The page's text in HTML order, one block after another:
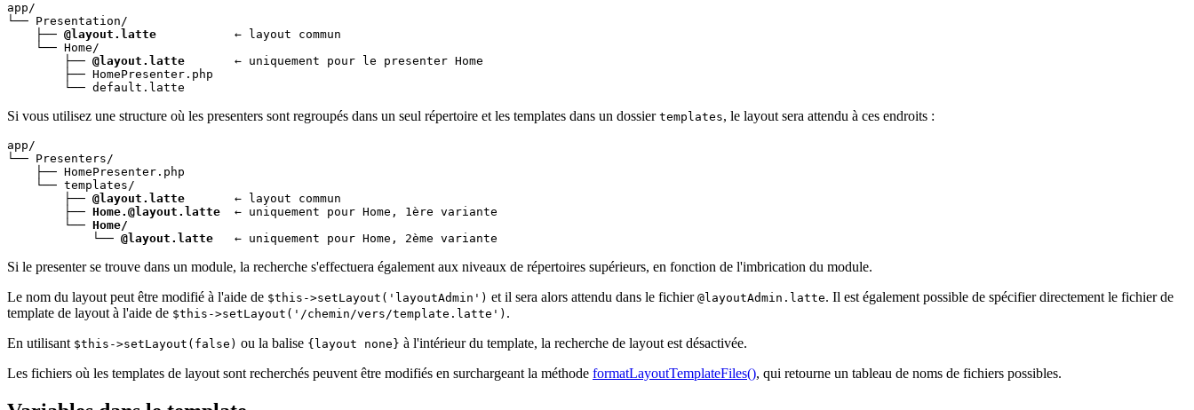
app/
└── Presentation/
    ├──
@layout.latte
           ← layout commun
    └── Home/
        ├──
@layout.latte
       ← uniquement pour le presenter Home
        ├── HomePresenter.php
        └── default.latte
Si vous utilisez une structure où les presenters sont regroupés dans un seul répertoire et les templates dans un dossier templates, le layout sera attendu à ces endroits :
app/
└── Presenters/
    ├── HomePresenter.php
    └── templates/
        ├──
@layout.latte
       ← layout commun
        ├──
Home.@layout.latte
  ← uniquement pour Home, 1ère variante
        └──
Home/
            └──
@layout.latte
   ← uniquement pour Home, 2ème variante
Si le presenter se trouve dans un module, la recherche s'effectuera également aux niveaux de répertoires supérieurs, en fonction de l'imbrication du module.
Le nom du layout peut être modifié à l'aide de $this->setLayout('layoutAdmin') et il sera alors attendu dans le fichier @layoutAdmin.latte. Il est également possible de spécifier directement le fichier de
template de layout à l'aide de $this->setLayout('/chemin/vers/template.latte') .
En utilisant $this->setLayout(false) ou la balise {layout none} à l'intérieur du template, la recherche de layout est désactivée.
Les fichiers où les templates de layout sont recherchés peuvent être modifiés en surchargeant la méthode formatLayoutTemplateFiles(), qui retourne un tableau de noms de fichiers possibles.